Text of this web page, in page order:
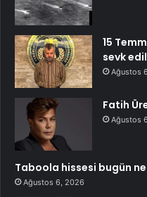
15
sevk
Ağustos
Fatih
Ağustos
Taboola hissesi bugün
Ağustos 6, 2026